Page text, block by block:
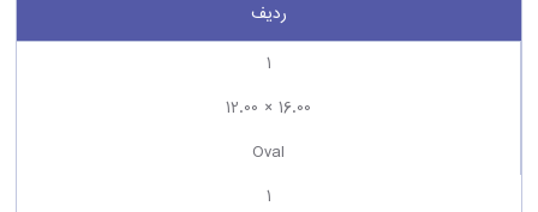
ردیف
1
12.00 × 16.00
Oval
1